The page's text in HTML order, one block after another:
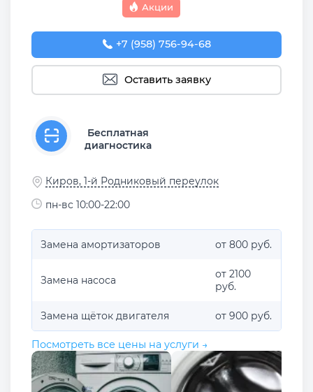
Акции
+7 (958) 756-94-68
Оставить заявку
Бесплатная
диагностика
Киров, 1-й Родниковый переулок
пн-вс 10:00-22:00
Замена амортизаторов от 800 руб.
Замена насоса
от 2100
руб.
Замена щёток двигателя от 900 руб.
Посмотреть все цены на услуги →